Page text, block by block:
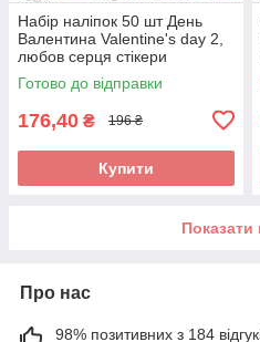
Набір наліпок 50 шт День
Валентина Valentine's day 2,
любов серця стікери
стікерпак стікербомбінг
Готово до відправки
176,40 ₴ 196 ₴
Купити
Показати
Про нас
98% позитивних з 184